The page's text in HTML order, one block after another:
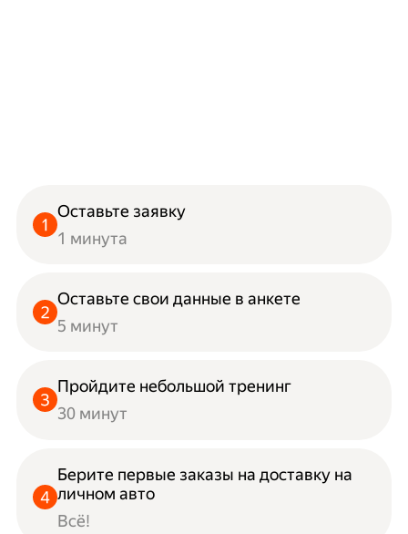
Оставьте заявку
1 минута
Оставьте свои данные в анкете
5 минут
Пройдите небольшой тренинг
30 минут
Берите первые заказы на доставку на
личном авто
Всё!